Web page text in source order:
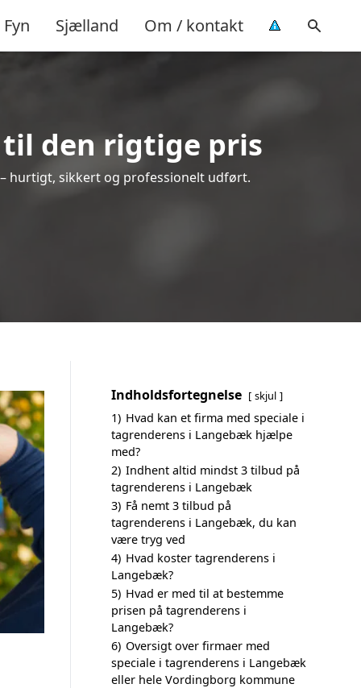
Fyn Sjælland Om / kontakt
den rigtige pris
hurtigt, sikkert og professionelt udført.
Indholdsfortegnelse skjul
1) Hvad kan et firma med speciale i
tagrenderens i Langebæk hjælpe
med?
2) Indhent altid mindst 3 tilbud på
tagrenderens i Langebæk
3) Få nemt 3 tilbud på
tagrenderens i Langebæk, du kan
være tryg ved
4) Hvad koster tagrenderens i
Langebæk?
5) Hvad er med til at bestemme
prisen på tagrenderens i
Langebæk?
6) Oversigt over firmaer med
speciale i tagrenderens i Langebæk
eller hele Vordingborg kommune